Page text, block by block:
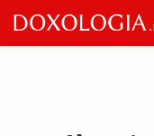
Skip
to
main